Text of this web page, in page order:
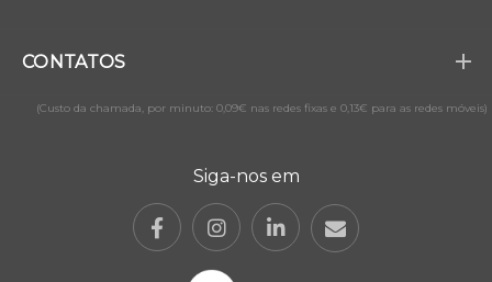
CONTATOS
(Custo da chamada, por minuto: 0,09€ nas redes fixas e 0,13€ para as redes móveis)
Siga-nos em